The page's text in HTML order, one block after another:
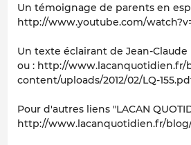
Un témoignage de parents en
http://www.youtube.com/
Un texte éclairant de Jean-
ou : http://www.lacanquotidien.fr/
content/uploads/2012/02/LQ-
Pour d'autres liens "LACAN
http://www.lacanquotidien.fr/